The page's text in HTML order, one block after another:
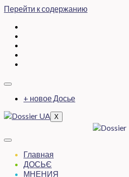
Перейти к содержанию
+ новое Досье
X
Главная
ДОСЬЄ
МНЕНИЯ